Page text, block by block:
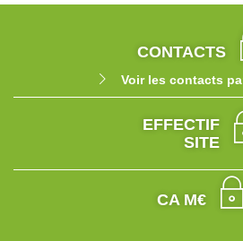
CONTACTS
Voir les contacts
EFFECTIF
SITE
CA M€